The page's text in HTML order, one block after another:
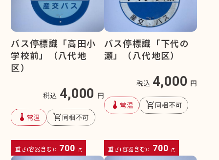
バス停標識「高田小
学校前」（八代地
区）
税込 4,000 円
device_thermostat 常温 remove_shopping_cart同梱不可
重さ(容器含む): 700 g
バス停標識「下代の
瀬」（八代地区）
税込 4,000 円
device_thermostat 常温 remove_shopping_cart同梱不可
重さ(容器含む): 700 g